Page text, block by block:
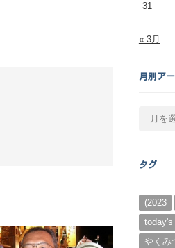
31
« 3月
月別ア
カ
ブ
タグ
(2023
today's
やくみ